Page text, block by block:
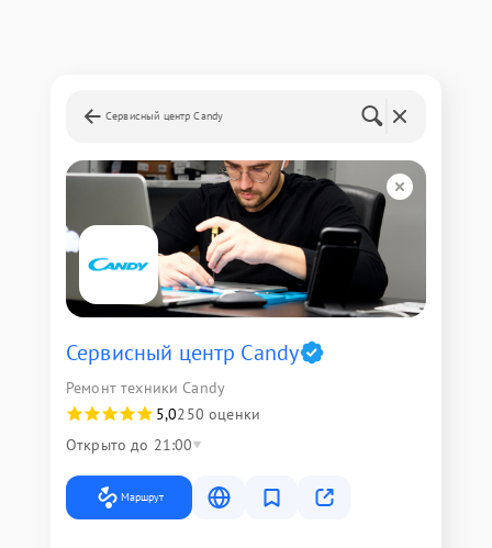
Сервисный центр Candy
Сервисный центр Candy
Ремонт техники Candy
5,0250 оценки
Открыто до 21:00
Маршрут